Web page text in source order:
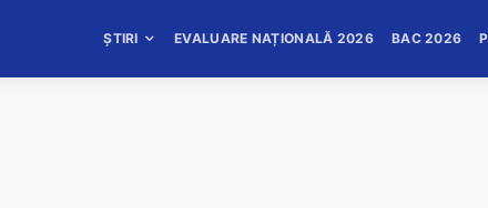
ȘTIRI EVALUARE NAȚIONALĂ 2026 BAC 2026